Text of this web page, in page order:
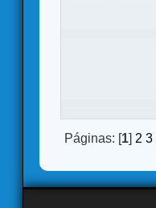
Páginas: [1] 2 3